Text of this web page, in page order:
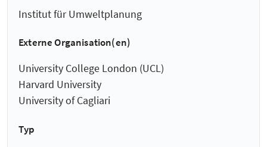
Institut für Umweltplanung
Externe Organisation(en)
University College London (UCL)
Harvard University
University of Cagliari
Typ